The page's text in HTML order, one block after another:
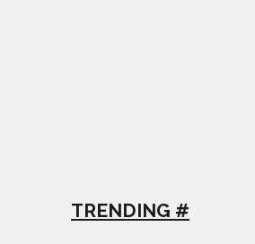
TRENDING #